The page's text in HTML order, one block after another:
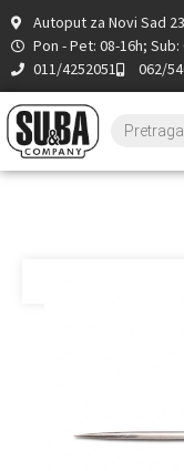
Autoput za Novi Sad
Pon - Pet: 08-16h; Sub:
011/4252051
062/